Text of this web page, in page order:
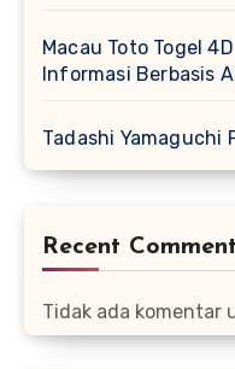
Macau Toto Togel
Informasi Berbasis
Tadashi Yamaguchi
Recent
Tidak ada komentar